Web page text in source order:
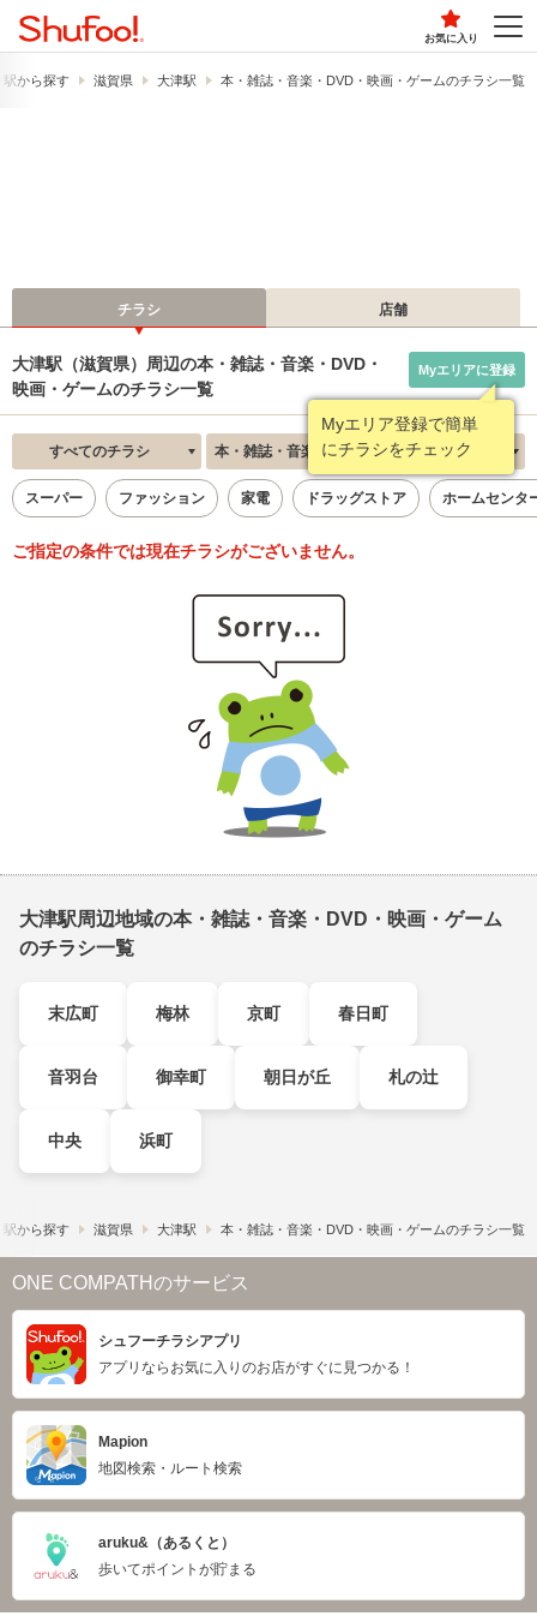
お気に入り
駅から探す 滋賀県 大津駅 本・雑誌・音楽・DVD・映画・ゲームのチラシ一覧
チラシ 店舗
大津駅（滋賀県）周辺の本・雑誌・音楽・DVD・
映画・ゲームのチラシ一覧
Myエリア登録で簡単
にチラシをチェック
Myエリアに登録
すべてのチラシ 本・雑誌・音楽・DVD・映画・ゲーム 新着順
スーパー ファッション 家電 ドラッグストア ホームセンタ
ご指定の条件では現在チラシがございません。
大津駅周辺地域の本・雑誌・音楽・DVD・映画・ゲーム
のチラシ一覧
末広町 梅林 京町 春日町
音羽台 御幸町 朝日が丘 札の辻
中央 浜町
駅から探す 滋賀県 大津駅 本・雑誌・音楽・DVD・映画・ゲームのチラシ一覧
ONE COMPATHのサービス
シュフーチラシアプリ
アプリならお気に入りのお店がすぐに見つかる！
Mapion
地図検索・ルート検索
aruku&（あるくと）
歩いてポイントが貯まる